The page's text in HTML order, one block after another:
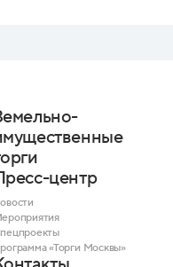
центр
«Торги Москвы»